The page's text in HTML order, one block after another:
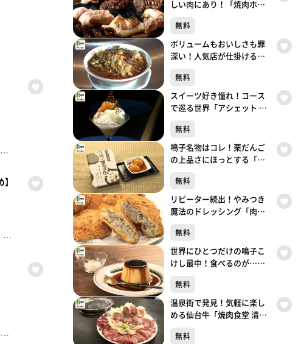
☆topo定額見放題会員限定特典：2人以上の来店で黒焼き1皿サービス■天地を喰らふ 仙台浅草店【住所】宮城県仙台市青葉区昭和町5-56【電話番号】090-3641-3145【営業時間】18:00～0:00【定休日】火曜♪一斉ノ喝采 ＬｉＳＡ※特典をご利用の際は、topoにログインをしてトップ画面をご注文の前にお店の方にお見せください。（トップ画面上部、ユーザ名と一緒に表示されている「定額見放題会員」を提示）※紹介した店舗情報は変更している場合があります。※紹介した商品は取り扱いが終了している場合があります。番組HP（https://www.khb-tv.co.jp/topogurume/）
☆topo定額見放題会員限定特典：お会計から10％オフ(2025年2月末まで)■レピコロレ【住所】宮城県仙台市太白区富沢西3-3-19【電話番号】022-290-1335【営業時間】7:30～18:00【定休日】日曜・第3月曜♪これが私の生きる道 ＰＵＦＦＹ※特典をご利用の際は、topoにログインをしてトップ画面をご注文の前にお店の方にお見せください。（トップ画面上部、ユーザ名と一緒に表示されている「定額見放題会員」を提示）※紹介した店舗情報は変更している場合があります。※紹介した商品は取り扱いが終了している場合があります。番組HP（https://www.khb-tv.co.jp/topogurume/）
☆topo定額見放題会員限定特典：1000円以上のお買い上げで50円引き■はやさか製パン【住所】宮城県仙台市若林区沖野2-1-70【電話番号】022-775-9162【営業時間】9:30～18:00【定休日】日・月曜・祝日♪ＨＥＬＬＯ，ＡＧＡＩＮ～昔からある場所～ ＭＹ ＬＩＴＴＬＥ ＬＯＶＥＲ※特典をご利用の際は、topoにログインをしてトップ画面をご注文の前にお店の方にお見せください。（トップ画面上部、ユーザ名と一緒に表示されている「定額見放題会員」を提示）※紹介した店舗情報は変更している場合があります。※紹介した商品は取り扱いが終了している場合があります。番組HP（https://www.khb-tv.co.jp/topogurume/）
しい肉にあり！「焼肉ホル
分町）#499【topoぐるめ】
無料
ボリュームもおいしさも罪
深い！人気店が仕掛ける背
区大町）#498【topoぐる
め】
無料
スイーツ好き憧れ！コース
で巡る世界「アシェット デ
分町）#497【topoぐるめ】
無料
鳴子名物はコレ！栗だんご
の上品さにほっとする「餅
湯元）#496【topoぐるめ】
無料
リピーター続出！やみつき
魔法のドレッシング「肉の
泉湯元）#495【topoぐる
め】
無料
世界にひとつだけの鳴子こ
けし最中！食べるのが…
温泉湯元）#494【topoぐる
め】
無料
温泉街で発見！気軽に楽し
める仙台牛「焼肉食堂 清和
湯元）#493【topoぐるめ】
無料